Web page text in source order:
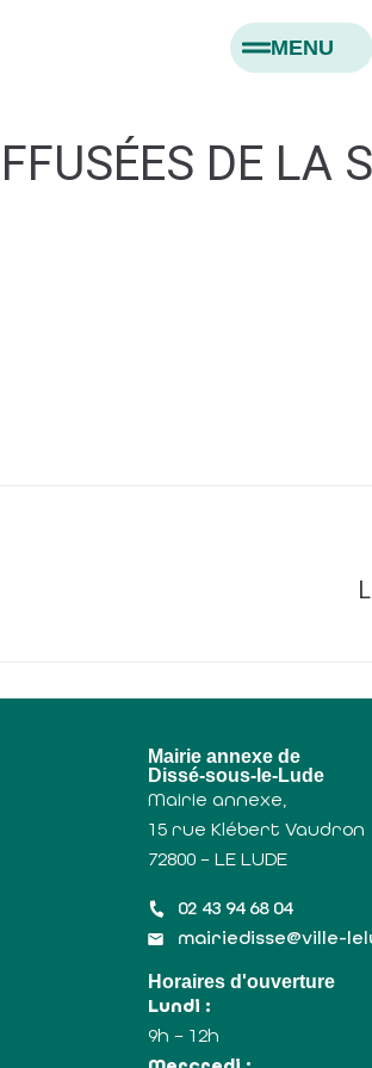
MENU
DE LA
Mairie annexe de
Dissé-sous-le-Lude
Mairie annexe,
15 rue Klébert Vaudron
72800 – LE LUDE
02 43 94 68 04
mairiedisse@ville-
Horaires d'ouverture
Lundi :
9h – 12h